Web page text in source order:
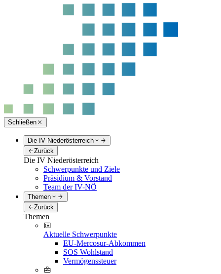
Schließen
Die IV Niederösterreich
Zurück
Die IV Niederösterreich
Schwerpunkte und Ziele
Präsidium & Vorstand
Team der IV-NÖ
Themen
Zurück
Themen
Aktuelle Schwerpunkte
EU-Mercosur-Abkommen
SOS Wohlstand
Vermögenssteuer